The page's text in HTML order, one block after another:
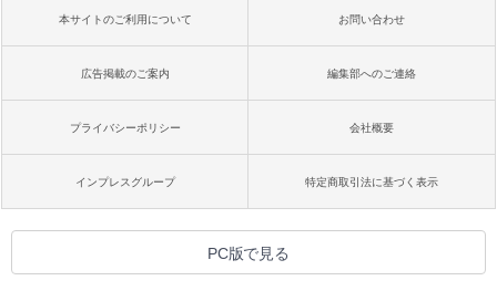
本サイトのご利用について お問い合わせ
広告掲載のご案内 編集部へのご連絡
プライバシーポリシー 会社概要
インプレスグループ 特定商取引法に基づく表示
PC版で見る